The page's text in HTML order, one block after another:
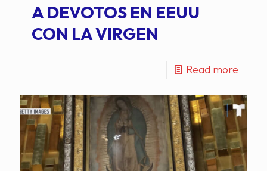
A DEVOTOS EN EEUU
CON LA VIRGEN
Read more